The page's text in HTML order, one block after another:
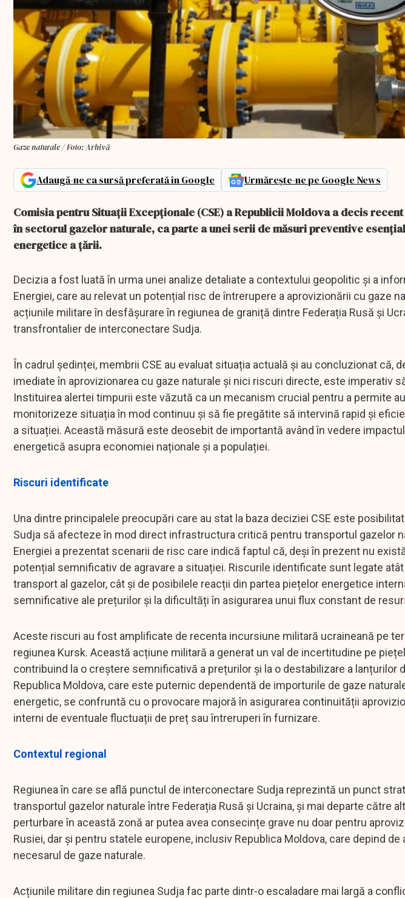
Gaze naturale / Foto: Arhivă
Adaugă-ne ca sursă preferată în Google Urmărește-ne pe Google News
Comisia pentru Situații Excepționale (CSE) a Republicii Moldova a decis
în sectorul gazelor naturale, ca parte a unei serii de măsuri preventive
energetice a țării.
Decizia a fost luată în urma unei analize detaliate a contextului geopolitic și a
Energiei, care au relevat un potențial risc de întrerupere a aprovizionării cu gaze
acțiunile militare în desfășurare în regiunea de graniță dintre Federația Rusă și
transfrontalier de interconectare Sudja.
În cadrul ședinței, membrii CSE au evaluat situația actuală și au concluzionat că,
imediate în aprovizionarea cu gaze naturale și nici riscuri directe, este imperativ
Instituirea alertei timpurii este văzută ca un mecanism crucial pentru a permite
monitorizeze situația în mod continuu și să fie pregătite să intervină rapid și
a situației. Această măsură este deosebit de importantă având în vedere
energetică asupra economiei naționale și a populației.
Riscuri identificate
Una dintre principalele preocupări care au stat la baza deciziei CSE este
Sudja să afecteze în mod direct infrastructura critică pentru transportul gazelor
Energiei a prezentat scenarii de risc care indică faptul că, deși în prezent nu
potențial semnificativ de agravare a situației. Riscurile identificate sunt legate
transport al gazelor, cât și de posibilele reacții din partea piețelor energetice
semnificative ale prețurilor și la dificultăți în asigurarea unui flux constant de
Aceste riscuri au fost amplificate de recenta incursiune militară ucraineană pe
regiunea Kursk. Această acțiune militară a generat un val de incertitudine pe
contribuind la o creștere semnificativă a prețurilor și la o destabilizare a lanțurilor
Republica Moldova, care este puternic dependentă de importurile de gaze
energetic, se confruntă cu o provocare majoră în asigurarea continuității
interni de eventuale fluctuații de preț sau întreruperi în furnizare.
Contextul regional
Regiunea în care se află punctul de interconectare Sudja reprezintă un punct
transportul gazelor naturale între Federația Rusă și Ucraina, și mai departe către
perturbare în această zonă ar putea avea consecințe grave nu doar pentru
Rusiei, dar și pentru statele europene, inclusiv Republica Moldova, care depind
necesarul de gaze naturale.
Acțiunile militare din regiunea Sudja fac parte dintr-o escaladare mai largă a